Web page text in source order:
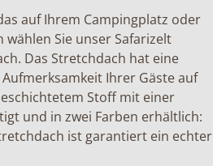
auf Ihrem Campingplatz oder
Sie unser Safarizelt
Das Stretchdach hat eine
Ihrer Gäste auf
Stoff mit einer
und in zwei Farben erhältlich:
ist garantiert ein echter